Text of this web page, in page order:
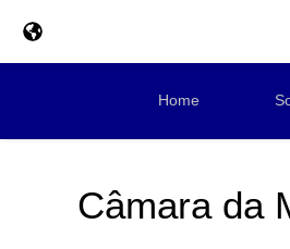
Home
Câmara da